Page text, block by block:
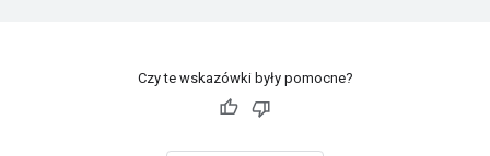
Czy te wskazówki były pomocne?